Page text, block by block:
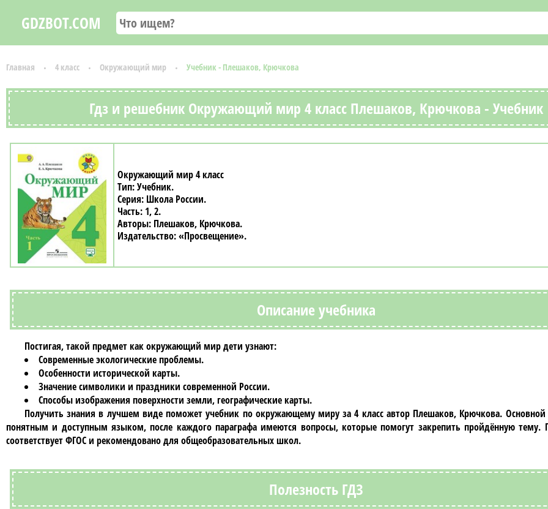
GDZBOT.COM
Главная 4 класс Окружающий мир Учебник - Плешаков, Крючкова
Гдз и решебник Окружающий мир 4 класс Плешаков, Крючкова - Учебник
Окружающий мир 4 класс
Учебник
Школа России
1, 2
Плешаков, Крючкова
«Просвещение»
Описание учебника
Постигая, такой предмет какокружающий мирдети узнают:
Современные экологические проблемы.
Особенности исторической карты.
Значение символики и праздники современной России.
Способы изображения поверхности земли, географические карты.
Получить знания в лучшем виде поможетучебник по окружающему миру за 4 класс автор Плешаков, Крючкова.
понятным и доступным языком, после каждого параграфа имеются вопросы, которые помогут закрепить пройдённую тему.
соответствует ФГОС и рекомендовано для общеобразовательных школ.
Полезность ГДЗ